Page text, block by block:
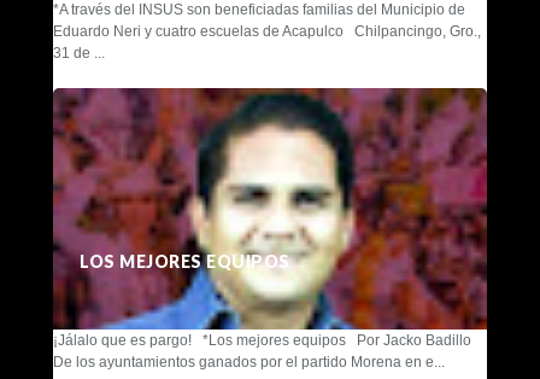
*A través del INSUS son beneficiadas familias del Municipio de
Eduardo Neri y cuatro escuelas de Acapulco Chilpancingo, Gro.,
31 de ...
LOS MEJORES EQUIPOS
¡Jálalo que es pargo! *Los mejores equipos Por Jacko Badillo
De los ayuntamientos ganados por el partido Morena en e...